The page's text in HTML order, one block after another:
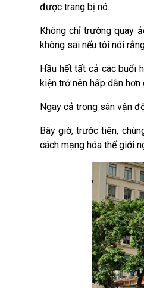
được trang bị nó.
Không chỉ trường quay
không sai nếu tôi nói
Hầu hết tất cả các buổi
kiện trở nên hấp dẫn hơn
Ngay cả trong sân vận
Bây giờ, trước tiên,
cách mạng hóa thế giới